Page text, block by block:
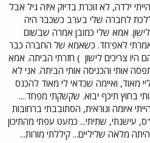
ילדה, לא זוכרת בדיוק איזה גיל אבל
9, החלטתי ללכת לחברה שלי בערב כשכבר היה
אמא שלי כמובן אמרה שבשום
אמרתי לאפ'חד. כשאמא של החברה כבר
צריכים לישון ) חזרתי הביתה. אמא
אותי והכניסה אותי הביתה. אני לא
מאוד, ואיימה שכדאי לי מאוד להכנס
בחוץ תיכף יבוא. שקשקתי מפחד....
איומה ונוראית, הסתובבתי ברחובות
עישנתי, שתיתי... כמעט עפתי מהתיכון
מלאה שליליים... קיללתי מורות...